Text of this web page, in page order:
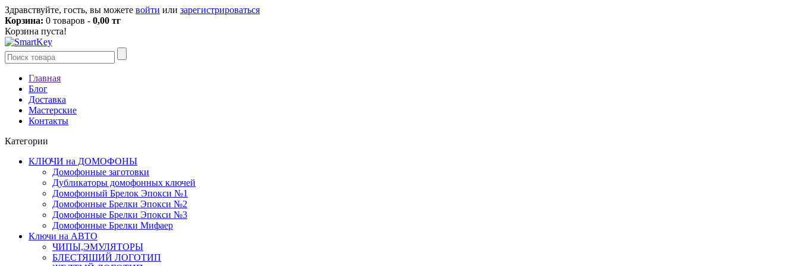
Здравствуйте, гость, вы можете войти или зарегистрироваться
Корзина: 0 товаров - 0,00 тг
Корзина пуста!
Главная
Блог
Доставка
Мастерские
Контакты
Категории
КЛЮЧИ на ДОМОФОНЫ
Домофонные заготовки
Дубликаторы домофонных ключей
Домофонный Брелок Эпокси №1
Домофонные Брелки Эпокси №2
Домофонные Брелки Эпокси №3
Домофонные Брелки Мифаер
Ключи на АВТО
ЧИПЫ,ЭМУЛЯТОРЫ
БЛЕСТЯШИЙ ЛОГОТИП